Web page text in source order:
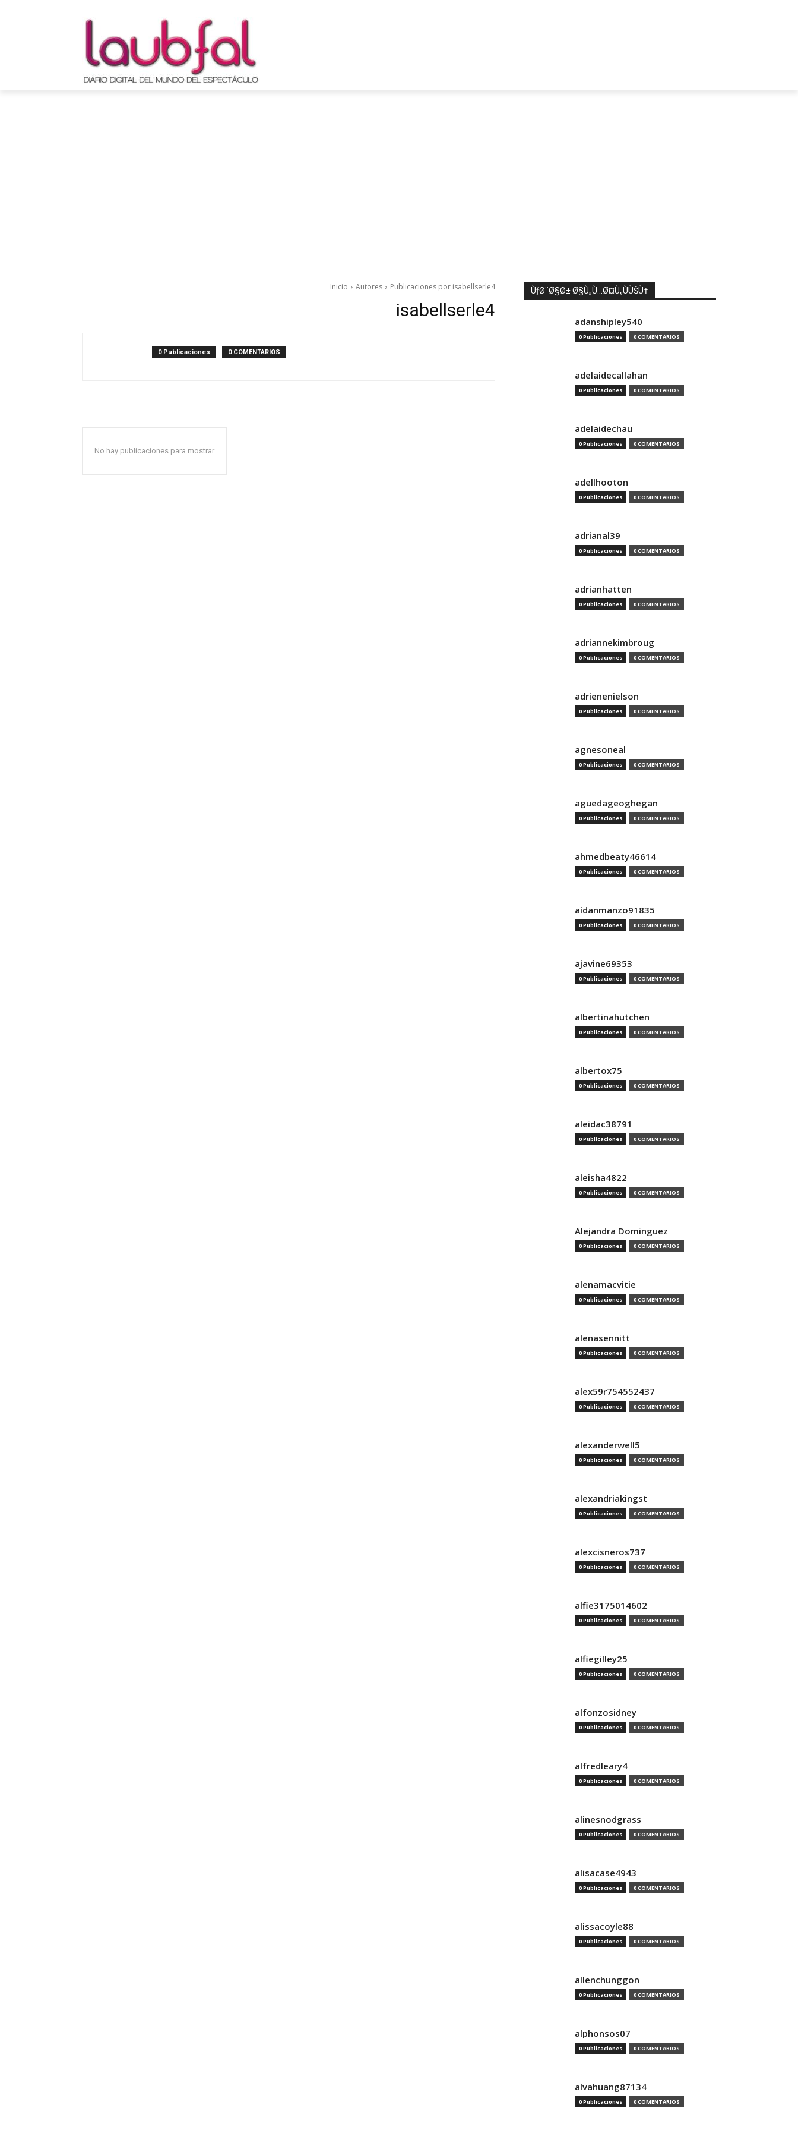
Inicio Autores Publicaciones por isabellserle4
isabellserle4
0 Publicaciones 0 COMENTARIOS
No hay publicaciones para mostrar
ÙƒØ¨Ø§Ø± Ø§Ù„Ù…Ø¤Ù„ÙÙŠÙ†
adanshipley540
0 Publicaciones 0 COMENTARIOS
adelaidecallahan
0 Publicaciones 0 COMENTARIOS
adelaidechau
0 Publicaciones 0 COMENTARIOS
adellhooton
0 Publicaciones 0 COMENTARIOS
adrianal39
0 Publicaciones 0 COMENTARIOS
adrianhatten
0 Publicaciones 0 COMENTARIOS
adriannekimbroug
0 Publicaciones 0 COMENTARIOS
adrienenielson
0 Publicaciones 0 COMENTARIOS
agnesoneal
0 Publicaciones 0 COMENTARIOS
aguedageoghegan
0 Publicaciones 0 COMENTARIOS
ahmedbeaty46614
0 Publicaciones 0 COMENTARIOS
aidanmanzo91835
0 Publicaciones 0 COMENTARIOS
ajavine69353
0 Publicaciones 0 COMENTARIOS
albertinahutchen
0 Publicaciones 0 COMENTARIOS
albertox75
0 Publicaciones 0 COMENTARIOS
aleidac38791
0 Publicaciones 0 COMENTARIOS
aleisha4822
0 Publicaciones 0 COMENTARIOS
Alejandra Dominguez
0 Publicaciones 0 COMENTARIOS
alenamacvitie
0 Publicaciones 0 COMENTARIOS
alenasennitt
0 Publicaciones 0 COMENTARIOS
alex59r754552437
0 Publicaciones 0 COMENTARIOS
alexanderwell5
0 Publicaciones 0 COMENTARIOS
alexandriakingst
0 Publicaciones 0 COMENTARIOS
alexcisneros737
0 Publicaciones 0 COMENTARIOS
alfie3175014602
0 Publicaciones 0 COMENTARIOS
alfiegilley25
0 Publicaciones 0 COMENTARIOS
alfonzosidney
0 Publicaciones 0 COMENTARIOS
alfredleary4
0 Publicaciones 0 COMENTARIOS
alinesnodgrass
0 Publicaciones 0 COMENTARIOS
alisacase4943
0 Publicaciones 0 COMENTARIOS
alissacoyle88
0 Publicaciones 0 COMENTARIOS
allenchunggon
0 Publicaciones 0 COMENTARIOS
alphonsos07
0 Publicaciones 0 COMENTARIOS
alvahuang87134
0 Publicaciones 0 COMENTARIOS